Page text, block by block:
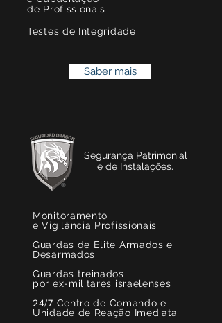
de Profissionais
Testes de Integridade
Saber mais
Segurança Patrimonial
e de Instalações.
Monitoramento
e Vigilância Profissionais
Guardas de Elite Armados e
Desarmados
Guardas treinados
por ex-militares israelenses
24/7 Centro de Comando e
Unidade de Reação Imediata